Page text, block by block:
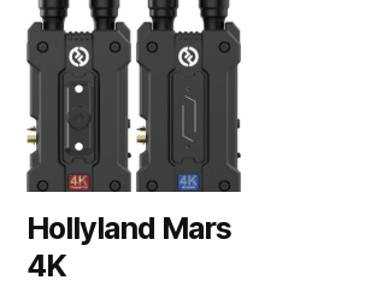
Hollyland Mars
4K